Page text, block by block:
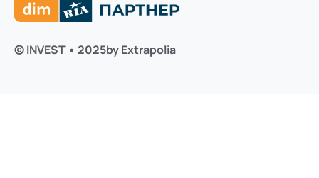
© INVEST • 2025by Extrapolia